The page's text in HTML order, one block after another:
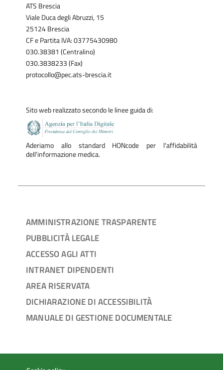
ATS Brescia
Viale Duca degli Abruzzi, 15
25124 Brescia
CF e Partita IVA: 03775430980
030.38381 (Centralino)
030.3838233 (Fax)
protocollo@pec.ats-brescia.it
Sito web realizzato secondo le linee guida di:
Aderiamo allo standard HONcode per l'affidabilità
dell'informazione medica.
AMMINISTRAZIONE TRASPARENTE
PUBBLICITÀ LEGALE
ACCESSO AGLI ATTI
INTRANET DIPENDENTI
AREA RISERVATA
DICHIARAZIONE DI ACCESSIBILITÀ
MANUALE DI GESTIONE DOCUMENTALE